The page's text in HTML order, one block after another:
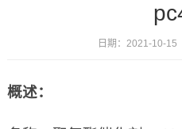
日期：2021-10-
概述：